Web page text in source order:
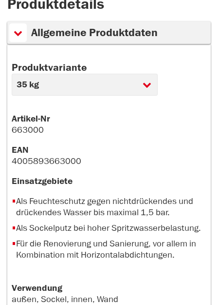
Produktdetails
Allgemeine Produktdaten
Produktvariante
Artikel-Nr
663000
EAN
4005893663000
Einsatzgebiete
Als Feuchteschutz gegen nichtdrückendes und
drückendes Wasser bis maximal 1,5 bar.
Als Sockelputz bei hoher Spritzwasserbelastung.
Für die Renovierung und Sanierung, vor allem in
Kombination mit Horizontalabdichtungen.
Verwendung
außen, Sockel, innen, Wand